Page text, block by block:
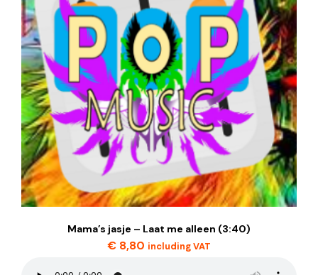
Mama’s jasje – Laat me alleen (3:40)
€ 8,80 including VAT